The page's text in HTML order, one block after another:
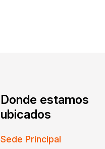
Donde estamos
ubicados
Sede Principal